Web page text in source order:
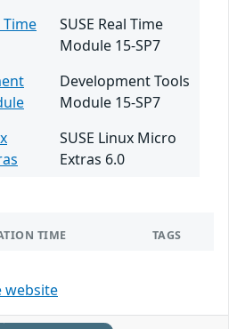
Time
SUSE Real Time
Module 15-SP7
Development Tools
Module 15-SP7
SUSE Linux Micro
Extras 6.0
TIME TAGS
website